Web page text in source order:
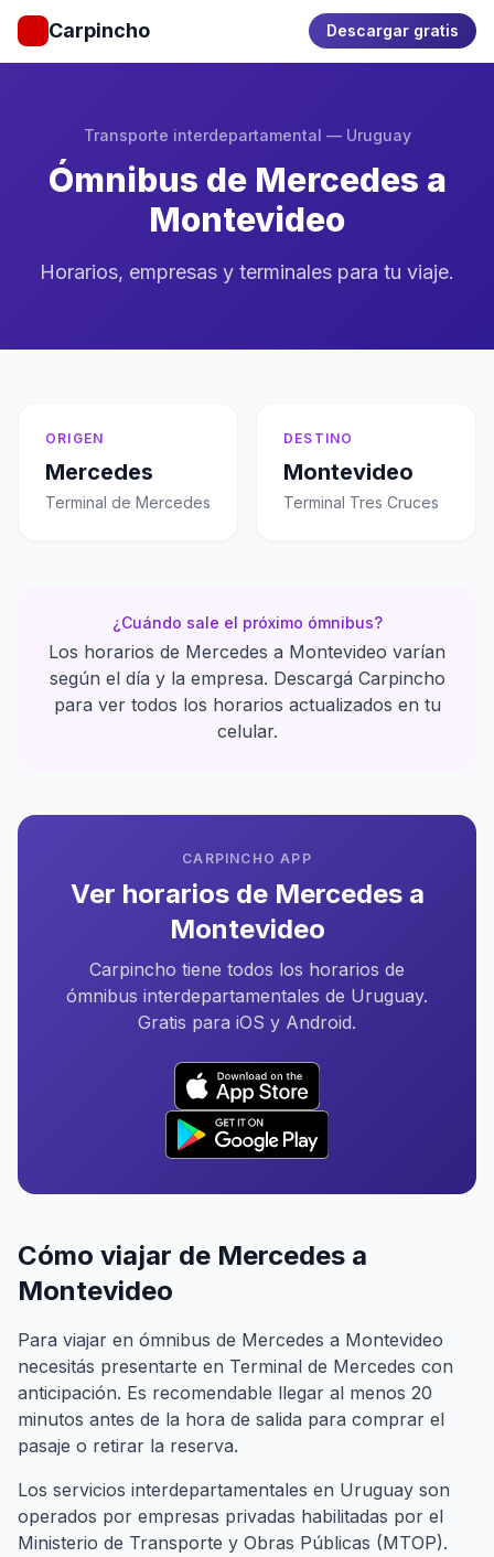
Carpincho Descargar gratis
Transporte interdepartamental — Uruguay
Ómnibus de Mercedes a
Montevideo
Horarios, empresas y terminales para tu viaje.
ORIGEN
Mercedes
Terminal de Mercedes
DESTINO
Montevideo
Terminal Tres Cruces
¿Cuándo sale el próximo ómnibus?
Los horarios de Mercedes a Montevideo varían
según el día y la empresa. Descargá Carpincho
para ver todos los horarios actualizados en tu
celular.
CARPINCHO APP
Ver horarios de Mercedes a
Montevideo
Carpincho tiene todos los horarios de
ómnibus interdepartamentales de Uruguay.
Gratis para iOS y Android.
Cómo viajar de Mercedes a
Montevideo
Para viajar en ómnibus de Mercedes a Montevideo
necesitás presentarte en Terminal de Mercedes con
anticipación. Es recomendable llegar al menos 20
minutos antes de la hora de salida para comprar el
pasaje o retirar la reserva.
Los servicios interdepartamentales en Uruguay son
operados por empresas privadas habilitadas por el
Ministerio de Transporte y Obras Públicas (MTOP).